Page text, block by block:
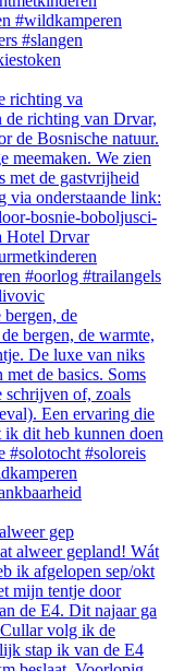
richting va
de
gep